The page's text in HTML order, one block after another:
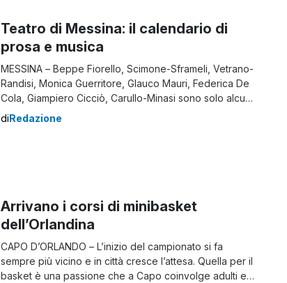
Teatro di Messina: il calendario di
prosa e musica
MESSINA – Beppe Fiorello, Scimone-Sframeli, Vetrano-
Randisi, Monica Guerritore, Glauco Mauri, Federica De
Cola, Giampiero Cicciò, Carullo-Minasi sono solo alcuni
dei protagonisti della prosa, diretta da Ninni Bruschetta,
diRedazione
Arrivano i corsi di minibasket
dell’Orlandina
CAPO D’ORLANDO – L’inizio del campionato si fa
sempre più vicino e in città cresce l’attesa. Quella per il
basket è una passione che a Capo coinvolge adulti e